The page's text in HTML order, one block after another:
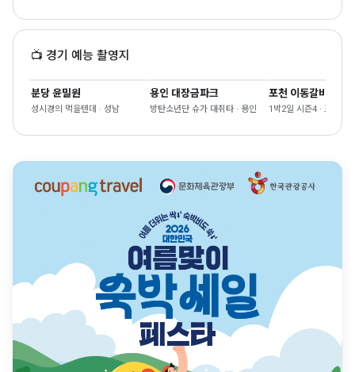
📺 경기 예능 촬영지
분당 윤밀원
성시경의 먹을텐데 · 성남
용인 대장금파크
방탄소년단 슈가 대취타 · 용인
포천 이동갈비
1박2일 시즌4 · 포천